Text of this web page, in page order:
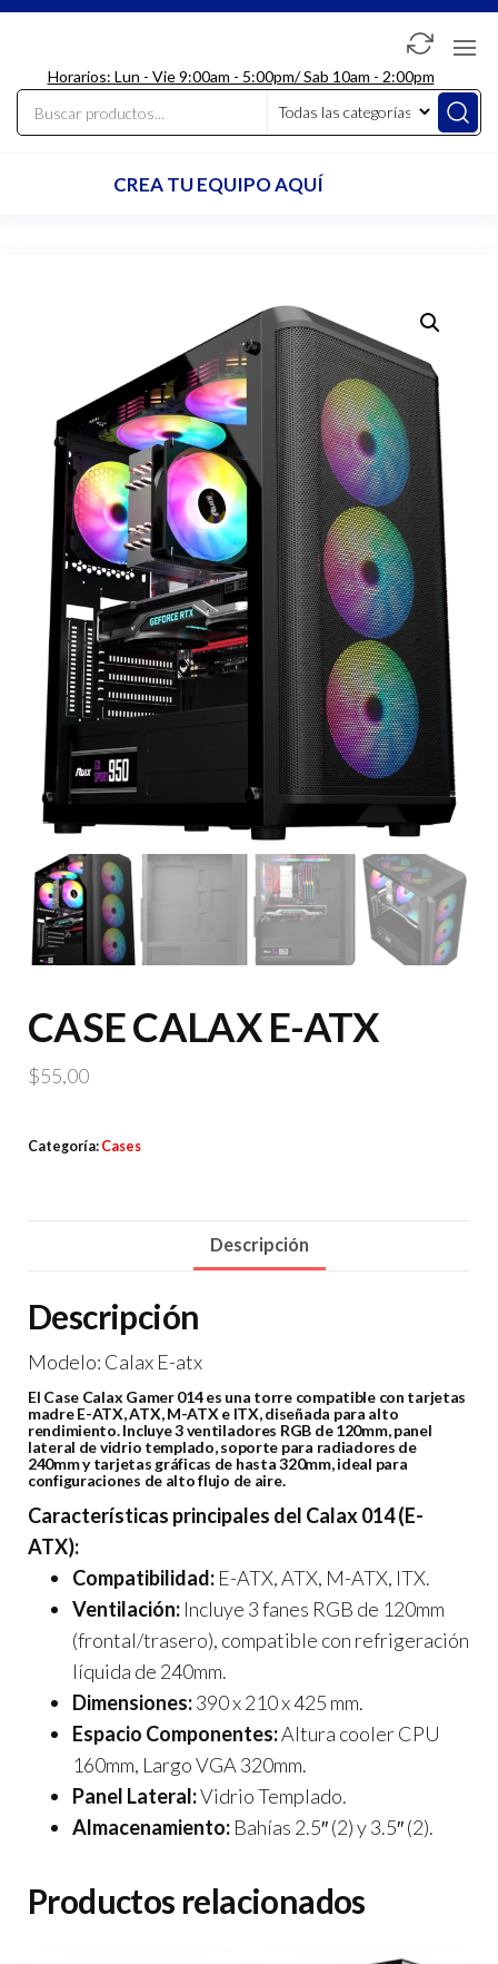
Saltar
contenido
LdcComputer
Horarios: Lun - Vie 9:00am - 5:00pm/ Sab 10am - 2:00pm
CREA TU EQUIPO AQUÍ
CASE CALAX E-ATX
$55,00
Categoría: Cases
Descripción
Descripción
Modelo: Calax E-atx
El Case Calax Gamer 014 es una torre compatible con tarjetas
madre E-ATX, ATX, M-ATX e ITX, diseñada para alto
rendimiento. Incluye 3 ventiladores RGB de 120mm, panel
lateral de vidrio templado, soporte para radiadores de
240mm y tarjetas gráficas de hasta 320mm, ideal para
configuraciones de alto flujo de aire.
Características principales del Calax 014 (E-
ATX):
Compatibilidad: E-ATX, ATX, M-ATX, ITX.
Ventilación: Incluye 3 fanes RGB de 120mm
(frontal/trasero), compatible con refrigeración
líquida de 240mm.
Dimensiones:390 x 210 x 425 mm.
Espacio Componentes:Altura cooler CPU
160mm, Largo VGA 320mm.
Panel Lateral:Vidrio Templado.
Almacenamiento: Bahías 2.5″ (2) y 3.5″ (2).
Productos relacionados